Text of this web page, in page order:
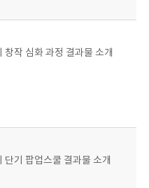
작 심화 과정 결과물 소개
기 팝업스쿨 결과물 소개